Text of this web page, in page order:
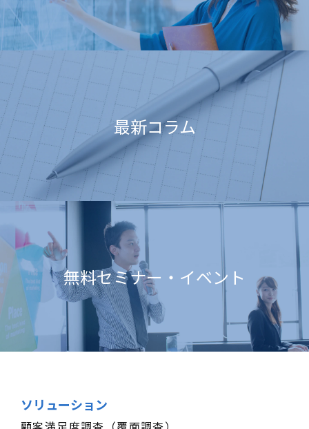
最新コラム
無料セミナー・イベント
ソリューション